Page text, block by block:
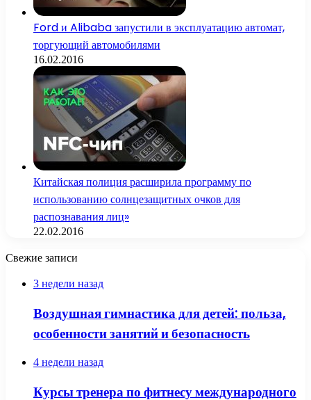
Ford и Alibaba запустили в эксплуатацию автомат,
торгующий автомобилями
16.02.2016
Китайская полиция расширила программу по
использованию солнцезащитных очков для
распознавания лиц»
22.02.2016
Свежие записи
3 недели назад
Воздушная гимнастика для детей: польза,
особенности занятий и безопасность
4 недели назад
Курсы тренера по фитнесу международного